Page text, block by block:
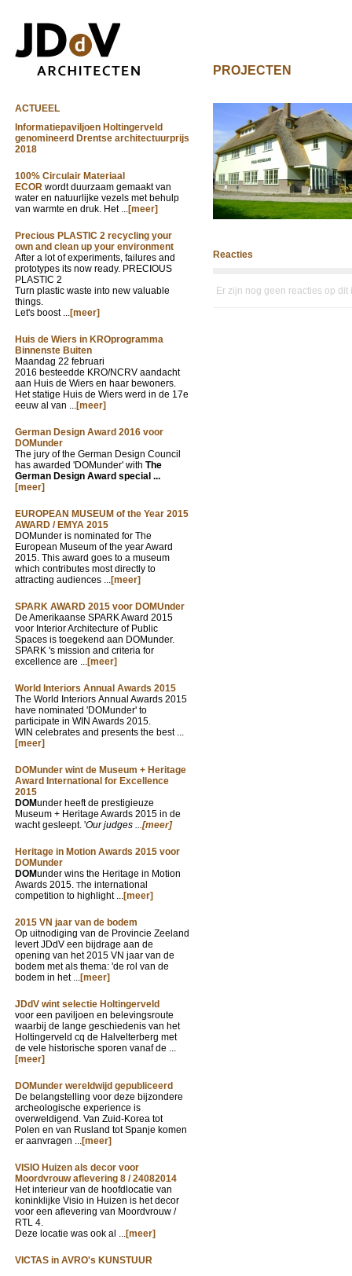
PROJECTEN
ACTUEEL
Informatiepaviljoen Holtingerveld
genomineerd Drentse architectuurprijs
2018
100% Circulair Materiaal
ECOR wordt duurzaam gemaakt van
water en natuurlijke vezels met behulp
van warmte en druk. Het ...[meer]
Precious PLASTIC 2 recycling your
own and clean up your environment
After a lot of experiments, failures and
prototypes its now ready. PRECIOUS
PLASTIC 2
Turn plastic waste into new valuable
things.
Let's boost ...[meer]
Huis de Wiers in KROprogramma
Binnenste Buiten
Maandag 22 februari
2016 besteedde KRO/NCRV aandacht
aan Huis de Wiers en haar bewoners.
Het statige Huis de Wiers werd in de 17e
eeuw al van ...[meer]
German Design Award 2016 voor
DOMunder
The jury of the German Design Council
has awarded 'DOMunder' with The
German Design Award special ...
[meer]
EUROPEAN MUSEUM of the Year 2015
AWARD / EMYA 2015
DOMunder is nominated for The
European Museum of the year Award
2015. This award goes to a museum
which contributes most directly to
attracting audiences ...[meer]
SPARK AWARD 2015 voor DOMUnder
De Amerikaanse SPARK Award 2015
voor Interior Architecture of Public
Spaces is toegekend aan DOMunder.
SPARK 's mission and criteria for
excellence are ...[meer]
World Interiors Annual Awards 2015
The World Interiors Annual Awards 2015
have nominated 'DOMunder' to
participate in WIN Awards 2015.
WIN celebrates and presents the best ...
[meer]
DOMunder wint de Museum + Heritage
Award International for Excellence
2015
DOMunder heeft de prestigieuze
Museum + Heritage Awards 2015 in de
wacht gesleept. 'Our judges ...[meer]
Heritage in Motion Awards 2015 voor
DOMunder
DOMunder wins the Heritage in Motion
Awards 2015. The international
competition to highlight ...[meer]
2015 VN jaar van de bodem
Op uitnodiging van de Provincie Zeeland
levert JDdV een bijdrage aan de
opening van het 2015 VN jaar van de
bodem met als thema: 'de rol van de
bodem in het ...[meer]
JDdV wint selectie Holtingerveld
voor een paviljoen en belevingsroute
waarbij de lange geschiedenis van het
Holtingerveld cq de Halvelterberg met
de vele historische sporen vanaf de ...
[meer]
DOMunder wereldwijd gepubliceerd
De belangstelling voor deze bijzondere
archeologische experience is
overweldigend. Van Zuid-Korea tot
Polen en van Rusland tot Spanje komen
er aanvragen ...[meer]
VISIO Huizen als decor voor
Moordvrouw aflevering 8 / 24082014
Het interieur van de hoofdlocatie van
koninklijke Visio in Huizen is het decor
voor een aflevering van Moordvrouw /
RTL 4.
Deze locatie was ook al ...[meer]
VICTAS in AVRO's KUNSTUUR
Reacties
Er zijn nog geen reacties op dit